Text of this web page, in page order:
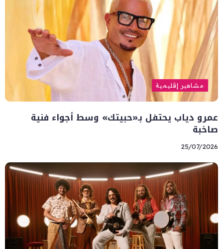
مشاهير إقليمية
عمرو دياب يحتفل بـ«حبيتك» وسط أجواء فنية
صاخبة
25/07/2026